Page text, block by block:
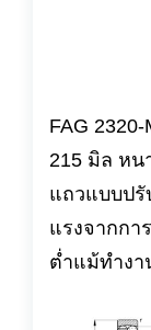
FAG
215 มิล หน
แถวแบบปรั
แรงจากกา
ต่ำแม้ทำงา